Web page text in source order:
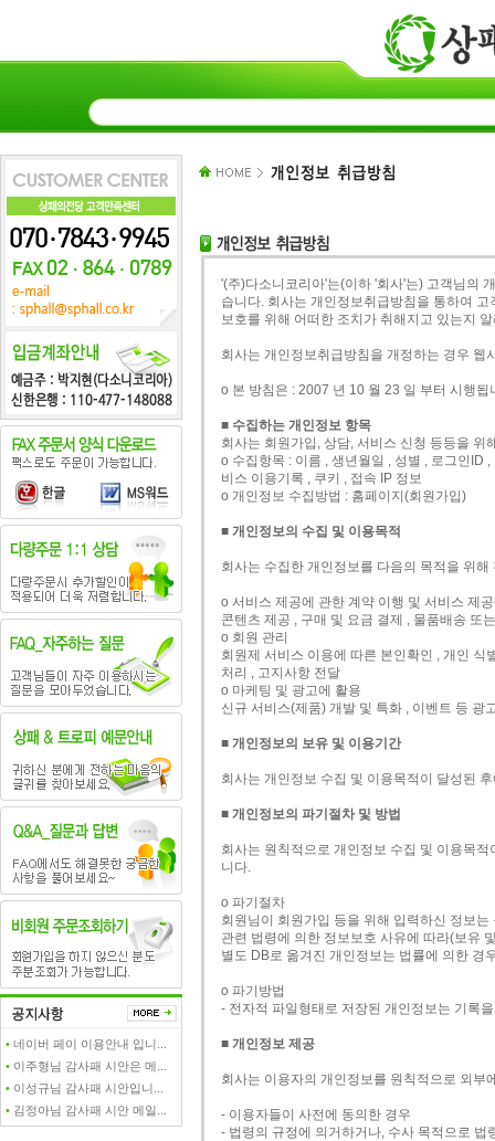
• 네이버 페이 이용안내 입니...
• 이주형님 감사패 시안은 메...
• 이성규님 감사패 시안입니...
• 김정아님 감사패 시안 메일...
'(주)다소니코리아'는(이하 '회사'는) 고객님의
습니다. 회사는 개인정보취급방침을 통하여
보호를 위해 어떠한 조치가 취해지고 있는지
회사는 개인정보취급방침을 개정하는 경우
ο 본 방침은 : 2007 년 10 월 23 일 부터 시행됩
■ 수집하는 개인정보 항목
회사는 회원가입, 상담, 서비스 신청 등등을
ο 수집항목 : 이름 , 생년월일 , 성별 , 로그인ID
비스 이용기록 , 쿠키 , 접속 IP 정보
ο 개인정보 수집방법 : 홈페이지(회원가입)
■ 개인정보의 수집 및 이용목적
회사는 수집한 개인정보를 다음의 목적을 위해
ο 서비스 제공에 관한 계약 이행 및 서비스 제
콘텐츠 제공 , 구매 및 요금 결제 , 물품배송 또
ο 회원 관리
회원제 서비스 이용에 따른 본인확인 , 개인 식
처리 , 고지사항 전달
ο 마케팅 및 광고에 활용
신규 서비스(제품) 개발 및 특화 , 이벤트 등 광
■ 개인정보의 보유 및 이용기간
회사는 개인정보 수집 및 이용목적이 달성된
■ 개인정보의 파기절차 및 방법
회사는 원칙적으로 개인정보 수집 및 이용목
니다.
ο 파기절차
회원님이 회원가입 등을 위해 입력하신 정보
관련 법령에 의한 정보보호 사유에 따라(보유
별도 DB로 옮겨진 개인정보는 법률에 의한 경
ο 파기방법
- 전자적 파일형태로 저장된 개인정보는 기록
■ 개인정보 제공
회사는 이용자의 개인정보를 원칙적으로 외부
- 이용자들이 사전에 동의한 경우
- 법령의 규정에 의거하거나, 수사 목적으로